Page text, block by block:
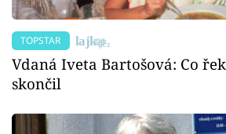
TOPSTAR
Vdaná Iveta Bartošová: Co
skončil